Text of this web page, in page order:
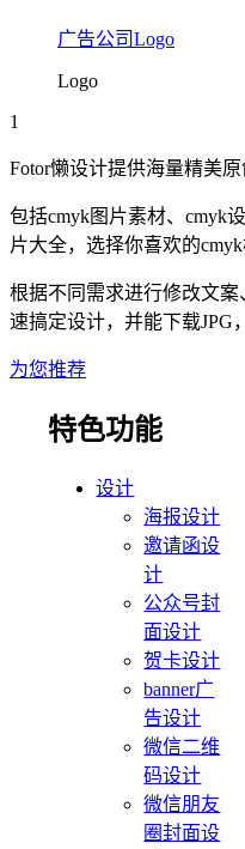
广告公司Logo
Logo
1
Fotor懒设计提供海量精美原
包括cmyk图片素材、 cmyk
片大全，选择你喜欢的cmyk
根据不同需求进行修改文
速搞定设计，并能下载JPG
为您推荐
特色功能
设计
海报设计
邀请函设
计
公众号封
面设计
贺卡设计
banner广
告设计
微信二维
码设计
微信朋友
圈封面设